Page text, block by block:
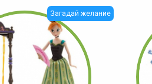
Загадай желание